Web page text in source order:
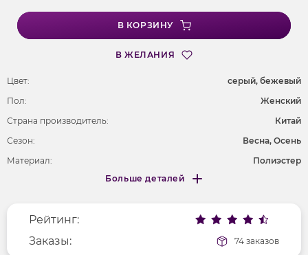
В КОРЗИНУ
В ЖЕЛАНИЯ
Цвет:
серый, бежевый
Пол:
Женский
Страна производитель:
Китай
Сезон:
Весна, Осень
Материал:
Полиэстер
Фактура материала
бархатная
Вырез горловины
на бретельках
Больше деталей
Меньше деталей
Рейтинг:
Заказы:
74 заказов